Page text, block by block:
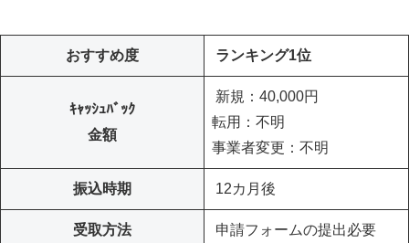
おすすめ度 ランキング1位
ｷｬｯｼｭﾊﾞｯｸ
金額
新規：40,000円
転用：不明
事業者変更：不明
振込時期 12カ月後
受取方法 申請フォームの提出必要